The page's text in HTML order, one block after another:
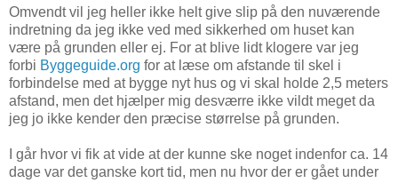
Omvendt vil jeg heller ikke helt give slip på den nuværende
indretning da jeg ikke ved med sikkerhed om huset kan
være på grunden eller ej. For at blive lidt klogere var jeg
forbi Byggeguide.org for at læse om afstande til skel i
forbindelse med at bygge nyt hus og vi skal holde 2,5 meters
afstand, men det hjælper mig desværre ikke vildt meget da
jeg jo ikke kender den præcise størrelse på grunden.
I går hvor vi fik at vide at der kunne ske noget indenfor ca. 14
dage var det ganske kort tid, men nu hvor der er gået under